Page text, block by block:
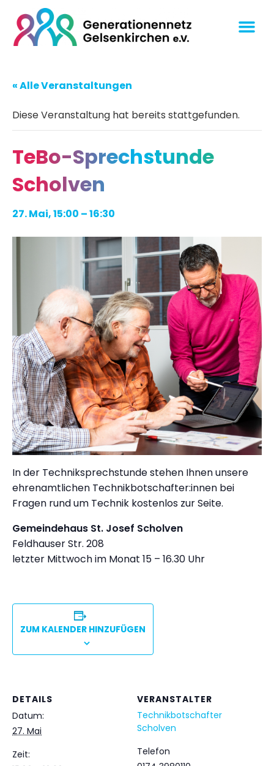
« Alle Veranstaltungen
Diese Veranstaltung hat bereits stattgefunden.
TeBo-Sprechstunde
Scholven
27. Mai, 15:00 –16:30
In der Techniksprechstunde stehen Ihnen unsere
ehrenamtlichen Technikbotschafter:innen bei
Fragen rund um Technik kostenlos zur Seite.
Gemeindehaus St. Josef Scholven
Feldhauser Str. 208
letzter Mittwoch im Monat 15 – 16.30 Uhr
ZUM KALENDER HINZUFÜGEN
DETAILS
Datum:
27. Mai
Zeit:
VERANSTALTER
Technikbotschafter
Scholven
Telefon